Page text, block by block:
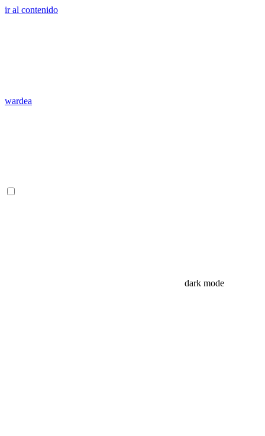
ir al contenido
wardea
dark mode